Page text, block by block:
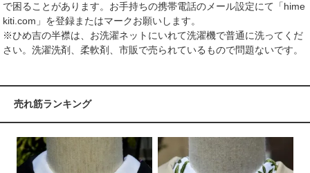
で困ることがあります。お手持ちの携帯電話のメール設定にて「hime
kiti.com」を登録またはマークお願いします。
※ひめ吉の半襟は、お洗濯ネットにいれて洗濯機で普通に洗ってくだ
さい。洗濯洗剤、柔軟剤、市販で売られているもので問題ないです。
売れ筋ランキング